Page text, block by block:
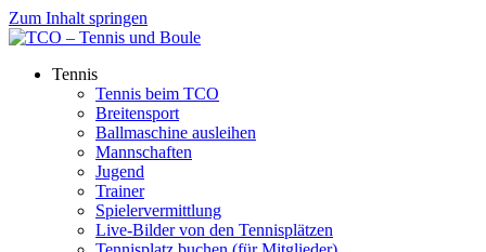
Zum Inhalt springen
Tennis
Tennis beim TCO
Breitensport
Ballmaschine ausleihen
Mannschaften
Jugend
Trainer
Spielervermittlung
Live-Bilder von den Tennisplätzen